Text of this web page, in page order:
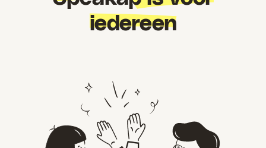
iedereen